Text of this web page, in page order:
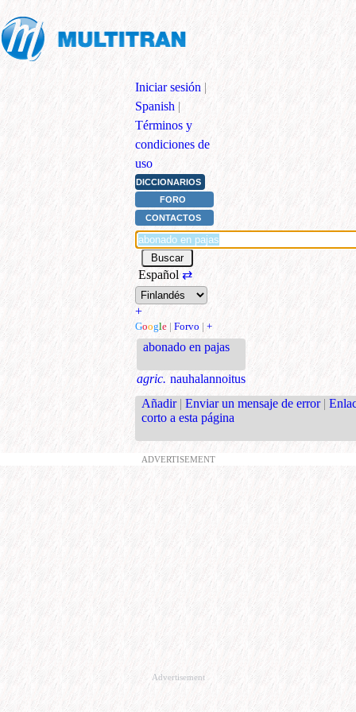
Iniciar sesión |
Spanish |
Términos y
condiciones de
uso
DICCIONARIOS
FORO
CONTACTOS
Español ⇄
+
Google | Forvo | +
abonado en pajas
agric. nauhalannoitus
Añadir | Enviar un mensaje de error |
corto a esta página
ADVERTISEMENT
Advertisement